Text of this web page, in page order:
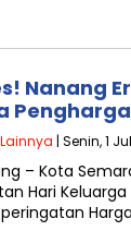
Nanang
Lainnya | Senin, 1
– Kota
Hari